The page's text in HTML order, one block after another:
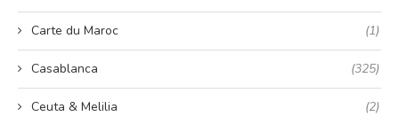
Carte du Maroc (1)
Casablanca (325)
Ceuta & Melilia (2)